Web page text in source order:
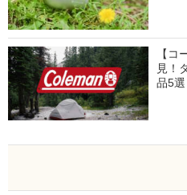
【コ
見！
品5選